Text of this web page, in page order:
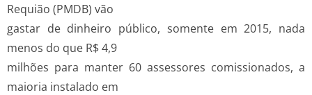
Requião (PMDB) vão
gastar de dinheiro público, somente em 2015, nada
menos do que R$ 4,9
milhões para manter 60 assessores comissionados, a
maioria instalado em